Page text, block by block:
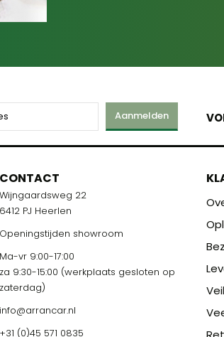
Aanmelden
CONTACT
Wijngaardsweg 22
6412 PJ Heerlen
Openingstijden showroom
Ma-vr 9:00-17:00
za 9:30-15:00 (werkplaats gesloten op
zaterdag)
info@arrancar.nl
+31 (0)45 571 0835